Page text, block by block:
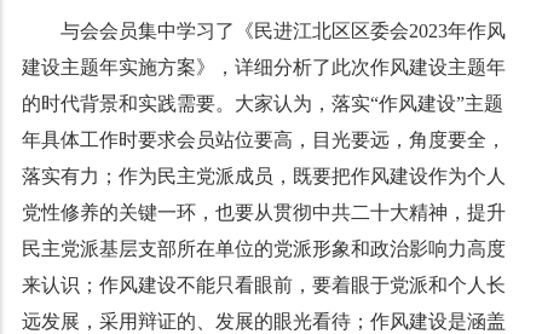
与会会员集中学习了《民进江北区区委会2023年作风
建设主题年实施方案》，详细分析了此次作风建设主题年
的时代背景和实践需要。大家认为，落实“作风建设”主题
年具体工作时要求会员站位要高，目光要远，角度要全，
落实有力；作为民主党派成员，既要把作风建设作为个人
党性修养的关键一环，也要从贯彻中共二十大精神，提升
民主党派基层支部所在单位的党派形象和政治影响力高度
来认识；作风建设不能只看眼前，要着眼于党派和个人长
远发展，采用辩证的、发展的眼光看待；作风建设是涵盖